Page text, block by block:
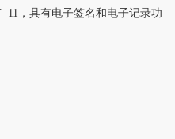
11，具有电子签名和电子记录功